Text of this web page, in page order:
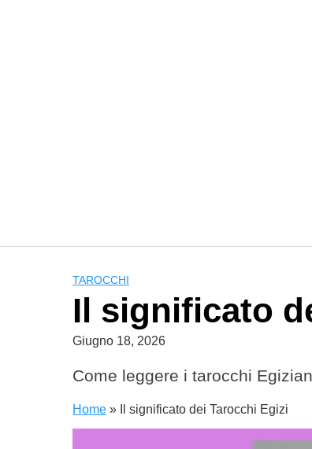
TAROCCHI
Il significato
Giugno 18, 2026
Come leggere i tarocchi
Home » Il significato dei Tarocchi Egizi